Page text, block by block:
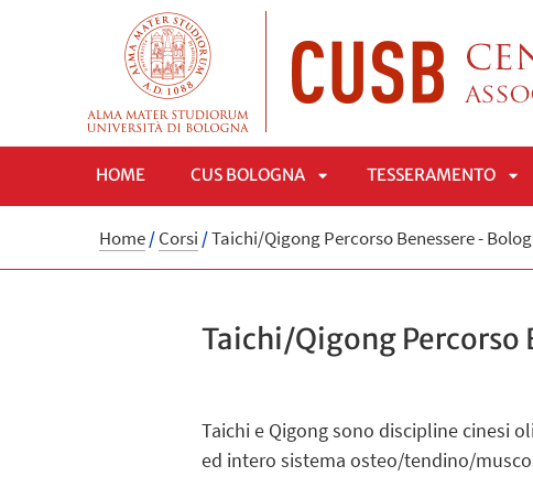
HOME CUS BOLOGNA
APRI
TESSERAMENTO
Home/Corsi /Taichi/Qigong Percorso Benessere -
Taichi/Qigong Percorso
Taichi e Qigong sono discipline cinesi
ed intero sistema osteo/tendino/